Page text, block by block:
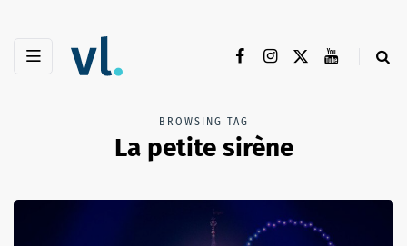
BROWSING TAG
La petite sirène